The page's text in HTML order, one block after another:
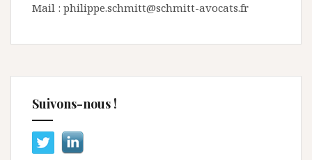
Mail : philippe.schmitt@schmitt-avocats.fr
Suivons-nous !